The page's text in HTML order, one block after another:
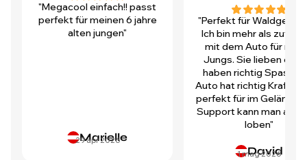
"Megacool einfach!! passt
perfekt für meinen 6 jahre
alten jungen"
Marielle
29 apr 2026
"Perfekt für
Ich bin mehr als
mit dem Auto für
Jungs. Sie lieben es
haben richtig Spass!
Auto hat richtig Kraft
perfekt für im Gelände.
Support kann man auch
loben"
David
1 mag 2026